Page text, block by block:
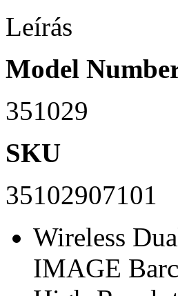
Leírás
Model
351029
SKU
35102907101
Wireless
IMAGE